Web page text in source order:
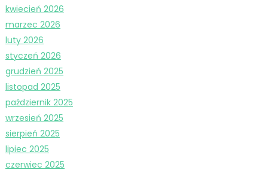
kwiecień 2026
marzec 2026
luty 2026
styczeń 2026
grudzień 2025
listopad 2025
październik 2025
wrzesień 2025
sierpień 2025
lipiec 2025
czerwiec 2025